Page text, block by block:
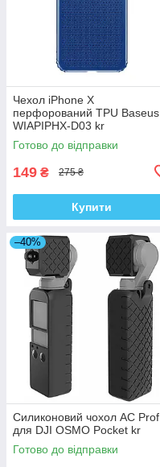
Чехол iPhone X
перфорований TPU Baseus
WIAPIPHX-D03 kr
Готово до відправки
149 ₴ 275 ₴
Купити
–40%
Силиконовий чохол AC Prof
для DJI OSMO Pocket kr
Готово до відправки